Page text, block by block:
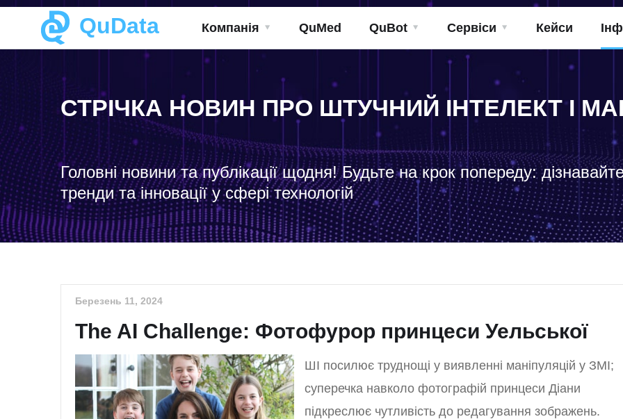
QuData Компанія QuMed QuBot Сервіси Кейси
СТРІЧКА НОВИН ПРО ШТУЧНИЙ ІНТЕЛЕКТ І
Головні новини та публікації щодня! Будьте на крок попереду:
тренди та інновації у сфері технологій
Березень 11, 2024
The AI Challenge: Фотофурор принцеси Уельської
ШІ посилює труднощі у виявленні маніпуляцій у ЗМІ;
суперечка навколо фотографій принцеси Діани
підкреслює чутливість до редагування зображень.